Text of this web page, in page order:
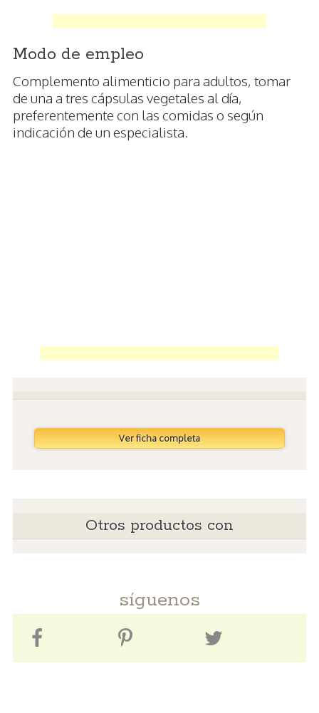
Modo de empleo
Complemento alimenticio para adultos, tomar
de una a tres cápsulas vegetales al día,
preferentemente con las comidas o según
indicación de un especialista.
Ver ficha completa
Otros productos con
síguenos